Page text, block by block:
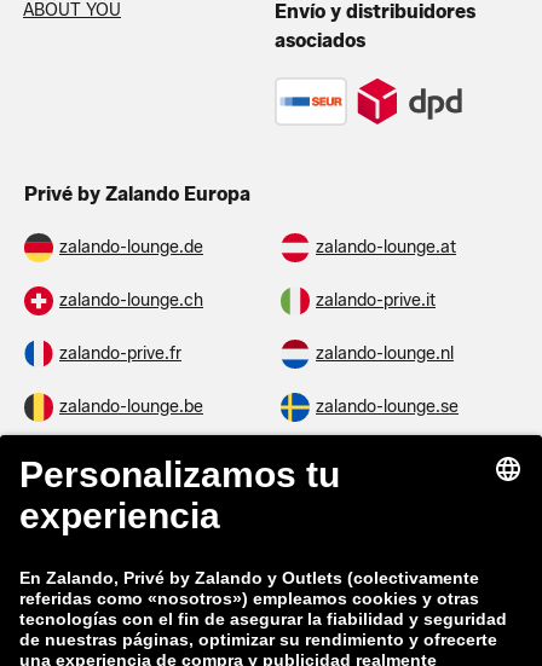
ABOUT YOU
Envío y distribuidores
asociados
Privé by Zalando Europa
zalando-lounge.de zalando-lounge.at
zalando-lounge.ch zalando-prive.it
zalando-prive.fr zalando-lounge.nl
zalando-lounge.be zalando-lounge.se
zalando-lounge.fi
zalando-lounge.co.uk
zalando-prive.es
zalando-lounge.lt zalando-lounge.sk